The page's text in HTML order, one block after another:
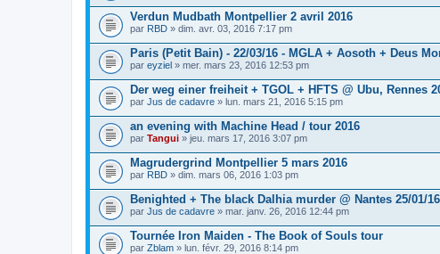
Verdun Mudbath Montpellier 2 avril 2016
par RBD » dim. avr. 03, 2016 7:17 pm
Paris (Petit Bain) - 22/03/16 - MGLA + Aosoth + Deus
par eyziel » mer. mars 23, 2016 12:53 pm
Der weg einer freiheit + TGOL + HFTS @ Ubu, Rennes
par Jus de cadavre » lun. mars 21, 2016 5:15 pm
an evening with Machine Head / tour 2016
par Tangui » jeu. mars 17, 2016 3:07 pm
Magrudergrind Montpellier 5 mars 2016
par RBD » dim. mars 06, 2016 1:03 pm
Benighted + The black Dalhia murder @ Nantes 25/01/16
par Jus de cadavre » mar. janv. 26, 2016 12:44 pm
Tournée Iron Maiden - The Book of Souls tour
par Zblam » lun. févr. 29, 2016 8:14 pm